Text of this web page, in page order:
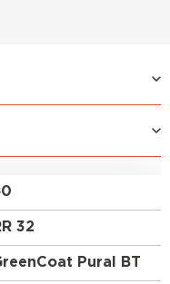
видов профнастила
выглядит более
32
Pural BT